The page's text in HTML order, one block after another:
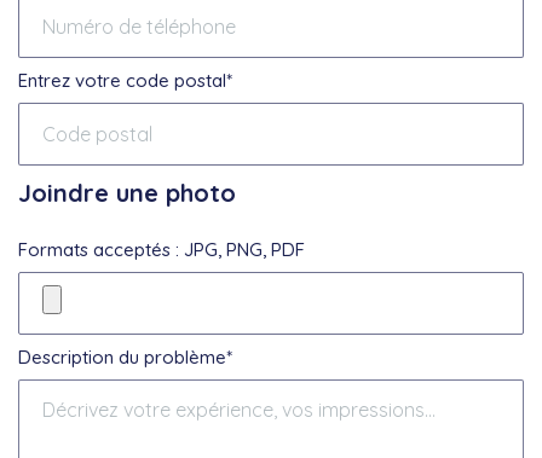
Entrez votre code postal*
Joindre une photo
Formats acceptés : JPG, PNG, PDF
Description du problème*